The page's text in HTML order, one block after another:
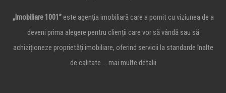
„Imobiliare 1001”este agenția imobiliară care a pornit cu viziunea de a
deveni prima alegere pentru clienții care vor să vândă sau să
achiziționeze proprietăți imobiliare, oferind servicii la standarde înalte
de calitate … mai multe detalii